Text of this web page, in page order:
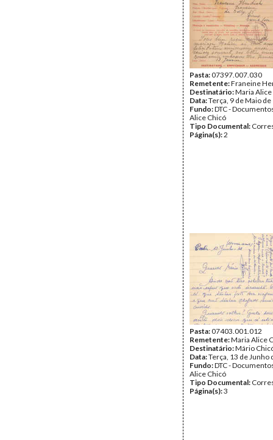
Pasta:07397.007.030
Remetente:Franeine
Destinatário:Maria Alice
Data:Terça, 9 de Maio
Fundo:DTC -
Alice Chicó
Tipo Documental:
Página(s):2
Pasta:07403.001.012
Remetente:Maria Alice
Destinatário:Mário
Data:Terça, 13 de Junho
Fundo:DTC -
Alice Chicó
Tipo Documental:
Página(s):3